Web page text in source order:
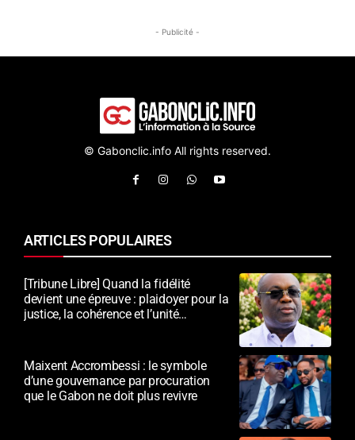
- Publicité -
© Gabonclic.info All rights reserved.
ARTICLES POPULAIRES
[Tribune Libre] Quand la fidélité
devient une épreuve : plaidoyer pour la
justice, la cohérence et l’unité
Maixent Accrombessi : le symbole
d’une gouvernance par procuration
que le Gabon ne doit plus revivre